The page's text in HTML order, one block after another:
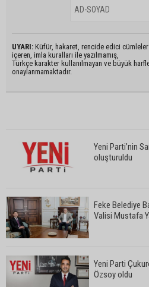
UYARI: Küfür, hakaret, rencide edici cümleler
içeren, imla kuralları ile yazılmamış,
Türkçe karakter kullanılmayan ve büyük
onaylanmamaktadır.
Yeni Parti’nin
oluşturuldu
Feke Belediye
Valisi Mustafa
Yeni Parti
Özsoy oldu